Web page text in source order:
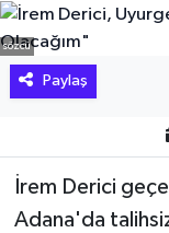
sözcü
Paylaş
İrem Derici
Adana'da
Hakkari
İLGİNÇ
KÜLTÜR